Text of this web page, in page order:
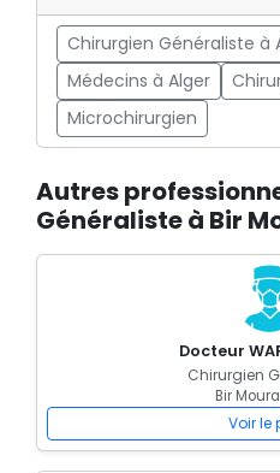
Chirurgien Généraliste à
Médecins à Alger
Microchirurgien
Autres
Généraliste à Bir
Docteur
Chirurgien
Bir
Voir le